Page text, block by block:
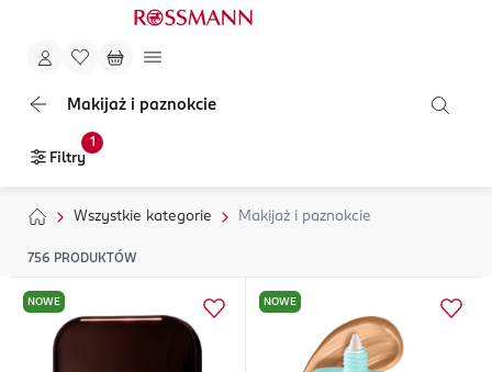
Makijaż i paznokcie
Filtry
1
Wszystkie kategorie Makijaż i paznokcie
756 PRODUKTÓW
NOWE NOWE